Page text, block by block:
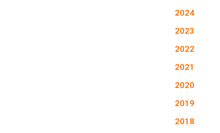
2024
2023
2022
2021
2020
2019
2018